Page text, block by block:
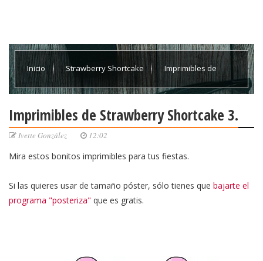
Inicio Strawberry Shortcake Imprimibles de
Imprimibles de Strawberry Shortcake 3.
Ivette González 12:02
Mira estos bonitos imprimibles para tus fiestas.
Si las quieres usar de tamaño póster, sólo tienes que bajarte el
programa "posteriza" que es gratis.